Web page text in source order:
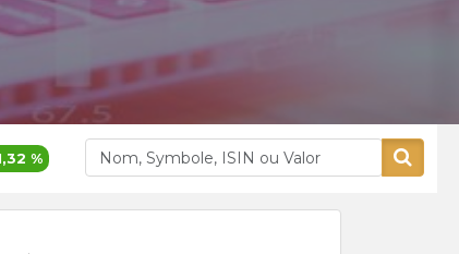
Alliances 380,00 0,8 % Aluminium Maroc